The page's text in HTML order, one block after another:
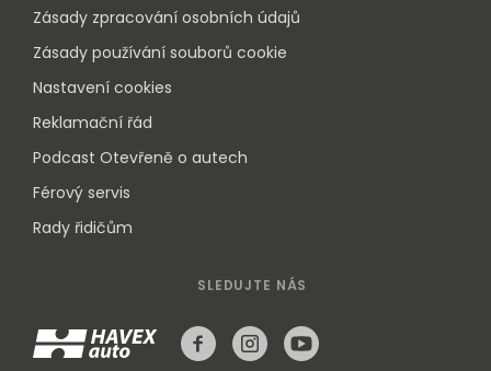
Zásady zpracování osobních údajů
Zásady používání souborů cookie
Nastavení cookies
Reklamační řád
Podcast Otevřeně o autech
Férový servis
Rady řidičům
SLEDUJTE NÁS